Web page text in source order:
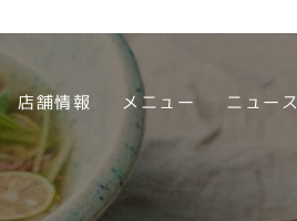
店舗情報 メニュー ニュース